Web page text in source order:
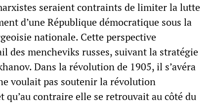
seraient contraints de limiter la lutte
d’une République démocratique sous la
nationale. Cette perspective
mencheviks russes, suivant la stratégie
Dans la révolution de 1905, il s’avéra
voulait pas soutenir la révolution
qu’au contraire elle se retrouvait au côté du